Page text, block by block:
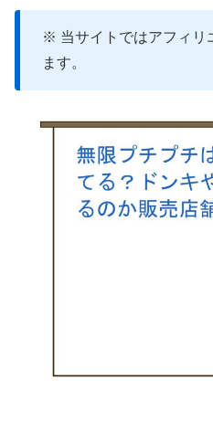
※ 当サイトではアフィリ
ます。